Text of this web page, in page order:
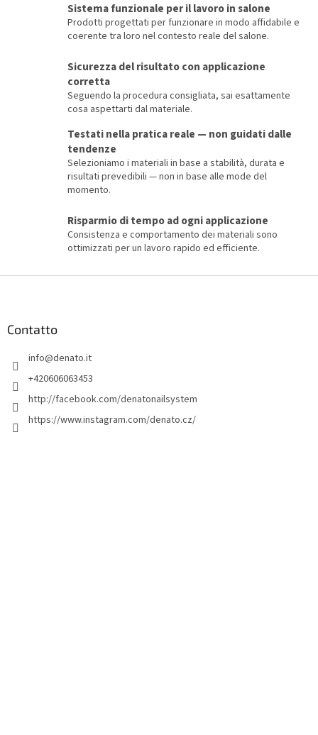
t
r
o
l
d
e
l
e
l
c
o
Sistema funzionale per il lavoro in salone
Prodotti progettati per funzionare in modo affidabile e
coerente tra loro nel contesto reale del salone.
Sicurezza del risultato con applicazione
corretta
Seguendo la procedura consigliata, sai esattamente
cosa aspettarti dal materiale.
Testati nella pratica reale — non guidati dalle
tendenze
Selezioniamo i materiali in base a stabilità, durata e
risultati prevedibili — non in base alle mode del
momento.
Risparmio di tempo ad ogni applicazione
Consistenza e comportamento dei materiali sono
ottimizzati per un lavoro rapido ed efficiente.
Contatto
info@denato.it
+420606063453
http://facebook.com/denatonailsystem
https://www.instagram.com/denato.cz/